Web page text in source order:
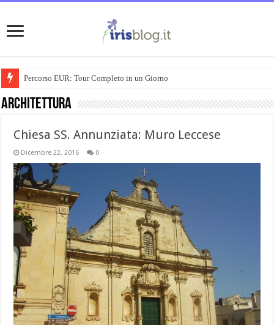
Percorso EUR: Tour Completo in un Giorno
Architettura
Chiesa SS. Annunziata: Muro Leccese
Dicembre 22, 2016 0